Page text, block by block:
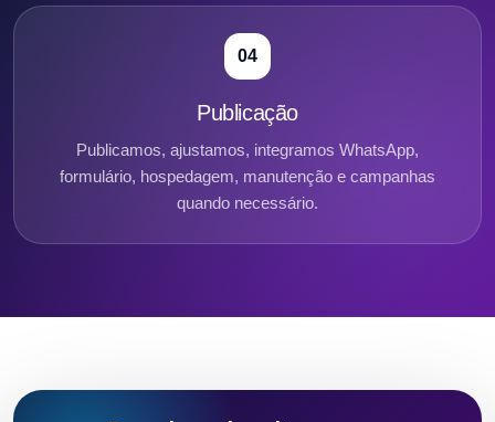
04
Publicação
Publicamos, ajustamos, integramos WhatsApp,
formulário, hospedagem, manutenção e campanhas
quando necessário.